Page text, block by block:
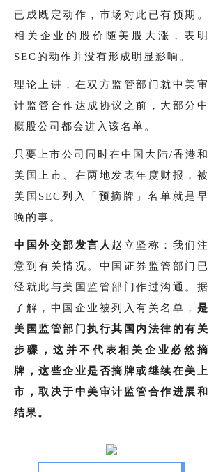
已成既定动作，市场对此已有预期。
相关企业的股价随美股大涨，表明
SEC的动作并没有形成明显影响。
理论上讲，在双方监管部门就中美审
计监管合作达成协议之前，大部分中
概股公司都会进入该名单。
只要上市公司同时在中国大陆/香港和
美国上市、在两地发表年度财报，被
美国SEC列入「预摘牌」名单就是早
晚的事。
中国外交部发言人 赵立坚称：我们注
意到有关情况。中国证券监管部门已
经就此与美国监管部门作过沟通。据
了解，中国企业被列入有关名单， 是
美国监管部门执行其国内法律的有关
步骤，这并不代表相关企业必然摘
牌，这些企业是否摘牌或继续在美上
市，取决于中美审计监管合作进展和
结果。